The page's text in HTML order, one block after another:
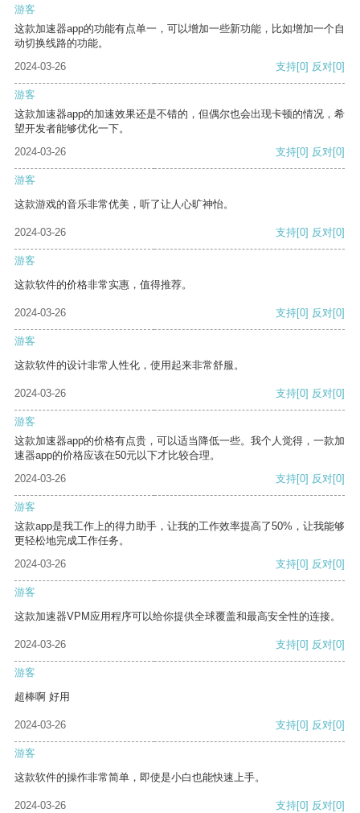
游客
这款加速器app的功能有点单一，可以增加一些新功能，比如增加一个自
动切换线路的功能。
2024-03-26
支持[0] 反对[0]
游客
这款加速器app的加速效果还是不错的，但偶尔也会出现卡顿的情况，希
望开发者能够优化一下。
2024-03-26
支持[0] 反对[0]
游客
这款游戏的音乐非常优美，听了让人心旷神怡。
2024-03-26 支持[0] 反对[0]
游客
这款软件的价格非常实惠，值得推荐。
2024-03-26 支持[0] 反对[0]
游客
这款软件的设计非常人性化，使用起来非常舒服。
2024-03-26 支持[0] 反对[0]
游客
这款加速器app的价格有点贵，可以适当降低一些。我个人觉得，一款加
速器app的价格应该在50元以下才比较合理。
2024-03-26
支持[0] 反对[0]
游客
这款app是我工作上的得力助手，让我的工作效率提高了50%，让我能够
更轻松地完成工作任务。
2024-03-26
支持[0] 反对[0]
游客
这款加速器VPM应用程序可以给你提供全球覆盖和最高安全性的连接。
2024-03-26 支持[0] 反对[0]
游客
超棒啊 好用
2024-03-26 支持[0] 反对[0]
游客
这款软件的操作非常简单，即使是小白也能快速上手。
2024-03-26 支持[0] 反对[0]